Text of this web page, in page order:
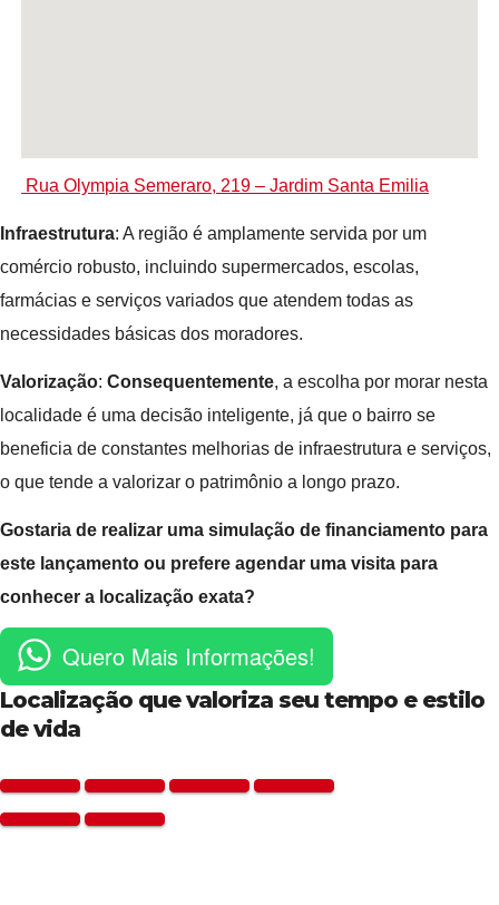
Rua Olympia Semeraro, 219 – Jardim Santa Emilia
Infraestrutura: A região é amplamente servida por um
comércio robusto, incluindo supermercados, escolas,
farmácias e serviços variados que atendem todas as
necessidades básicas dos moradores.
Valorização: Consequentemente, a escolha por morar nesta
localidade é uma decisão inteligente, já que o bairro se
beneficia de constantes melhorias de infraestrutura e serviços,
o que tende a valorizar o patrimônio a longo prazo.
Gostaria de realizar uma simulação de financiamento para
este lançamento ou prefere agendar uma visita para
conhecer a localização exata?
Quero Mais Informações!
Localização que valoriza seu tempo e estilo
de vida